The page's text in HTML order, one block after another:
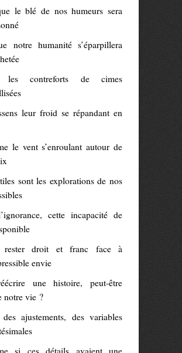
le blé de nos humeurs sera
notre humanité s’éparpillera
les contreforts de cimes
leur froid se répandant en
le vent s’enroulant autour de
sont les explorations de nos
cette incapacité de
rester droit et franc face à
envie
une histoire, peut-être
notre vie ?
ajustements, des variables